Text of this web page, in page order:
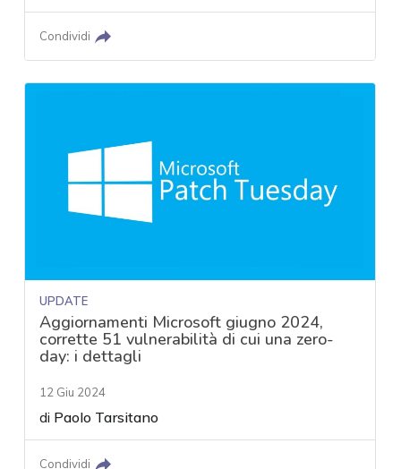
Condividi
UPDATE
Aggiornamenti Microsoft giugno 2024,
corrette 51 vulnerabilità di cui una zero-
day: i dettagli
12 Giu 2024
di Paolo Tarsitano
Condividi